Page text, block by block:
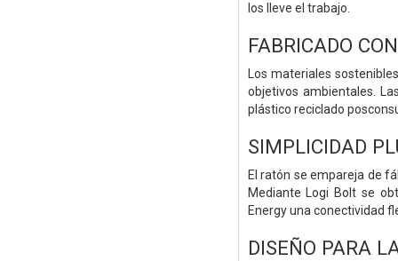
los lleve el trabajo.
FABRICADO
Los materiales
objetivos ambientales.
plástico reciclado
SIMPLICIDAD
El ratón se empareja de
Mediante Logi Bolt se
Energy una conectividad
DISEÑO PARA